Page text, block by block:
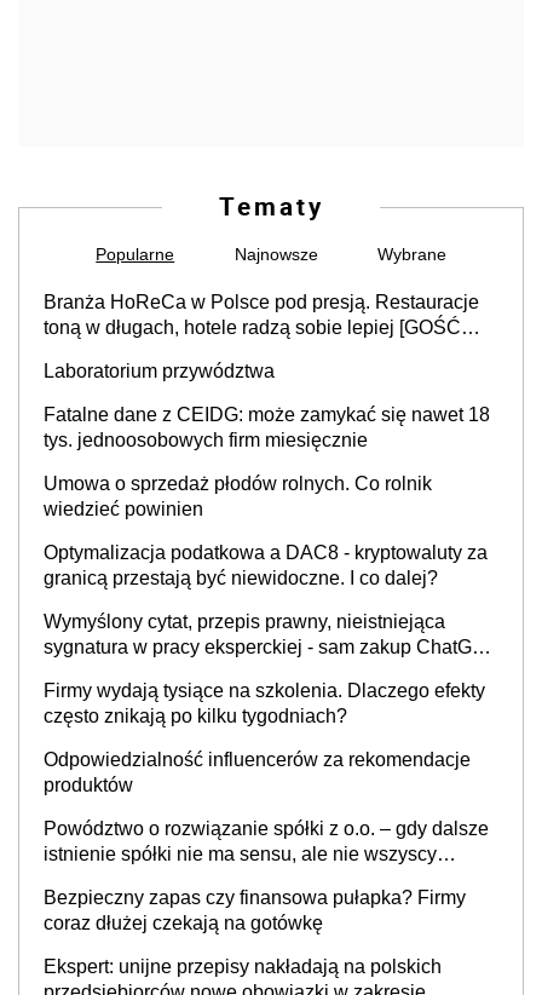
Tematy
Popularne Najnowsze Wybrane
Branża HoReCa w Polsce pod presją. Restauracje
toną w długach, hotele radzą sobie lepiej [GOŚĆ
Laboratorium przywództwa
Fatalne dane z CEIDG: może zamykać się nawet 18
tys. jednoosobowych firm miesięcznie
Umowa o sprzedaż płodów rolnych. Co rolnik
wiedzieć powinien
Optymalizacja podatkowa a DAC8 - kryptowaluty za
granicą przestają być niewidoczne. I co dalej?
Wymyślony cytat, przepis prawny, nieistniejąca
sygnatura w pracy eksperckiej - sam zakup ChatGPT
Firmy wydają tysiące na szkolenia. Dlaczego efekty
często znikają po kilku tygodniach?
Odpowiedzialność influencerów za rekomendacje
produktów
Powództwo o rozwiązanie spółki z o.o. – gdy dalsze
istnienie spółki nie ma sensu, ale nie wszyscy
Bezpieczny zapas czy finansowa pułapka? Firmy
coraz dłużej czekają na gotówkę
Ekspert: unijne przepisy nakładają na polskich